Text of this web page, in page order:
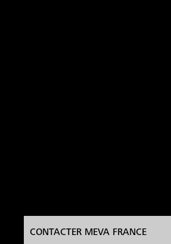
CONTACTER MEVA FRANCE